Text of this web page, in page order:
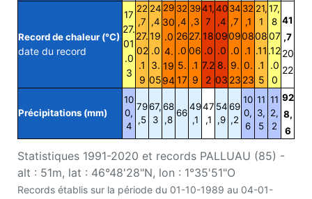
Statistiques 1991-2020 et records PALLUAU (85) -
alt : 51m, lat : 46°48'28"N, lon : 1°35'51"O
Records établis sur la période du 01-10-1989 au 04-01-
Record de chaleur (°C)
date du record
17
27.
01
.0
3
22
,7
27.
02
.1
9
24
,4
19
.0
3.
05
29
30
.0
4.
19
94
32
,4
26
.0
5.
17
39
,3
27.
06
.1
9
41,
7
18
.0
7.2
2
40
,4
09
.0
8.
03
34
,7
09
.0
9.
23
32
,1
08
.1
0.
23
21,
1
08
.11
.1
5
17,
8
07
.12
.0
0
41
,7
20
22
Précipitations (mm)
10
0,
4
79
,5
67,
3
68
,8
66
49
,1
47
,1
54
,9
69
,2
10
0,
6
11
3,
5
11
2,
2
92
8,
6